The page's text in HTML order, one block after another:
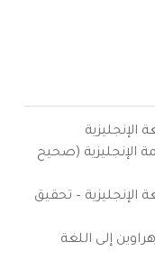
الإنجليزية
الإنجليزية (صحيح
الإنجليزية – تحقيق
إلى اللغة